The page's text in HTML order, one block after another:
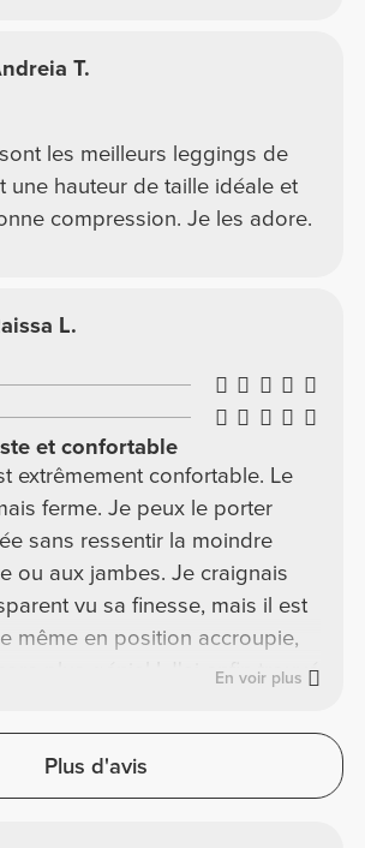
T.
les meilleurs leggings de
une hauteur de taille idéale et
compression. Je les adore.
L.
et confortable
extrêmement confortable. Le
ferme. Je peux le porter
sans ressentir la moindre
ou aux jambes. Je craignais
vu sa finesse, mais il est
même en position accroupie,
plus génial ! J'ai enfin trouvé
En voir plus
Plus d'avis